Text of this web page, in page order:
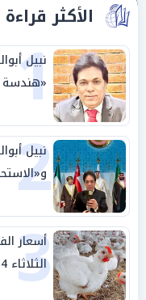
الأكثر قراءة
1
نبيل
«هندسة
بالوطن»
2
نبيل
الجامعة
3
أسعار
الثلاثاء 4-8-2026